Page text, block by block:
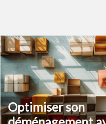
Optimiser son